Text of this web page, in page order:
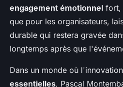
engagement émotionnel fort,
que pour les organisateurs,
durable qui restera gravée
longtemps après que
Dans un monde où
essentielles, Pascal